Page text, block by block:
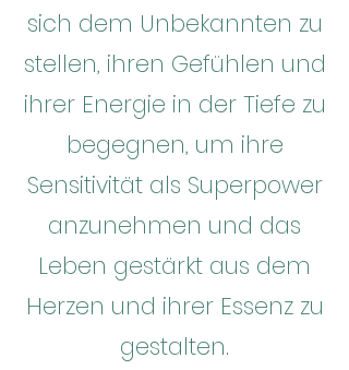
sich dem Unbekannten zu
stellen, ihren Gefühlen und
ihrer Energie in der Tiefe zu
begegnen, um ihre
Sensitivität als Superpower
anzunehmen und das
Leben gestärkt aus dem
Herzen und ihrer Essenz zu
gestalten.